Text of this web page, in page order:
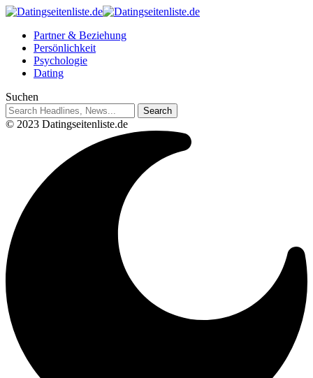
Partner & Beziehung
Persönlichkeit
Psychologie
Dating
Suchen
© 2023 Datingseitenliste.de